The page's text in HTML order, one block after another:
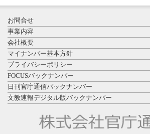
お問合せ
事業内容
会社概要
マイナンバー基本方針
プライバシーポリシー
FOCUSバックナンバー
日刊官庁通信バックナンバー
文教速報デジタル版バックナンバー